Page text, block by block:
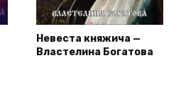
Невеста княжича —
Властелина Богатова